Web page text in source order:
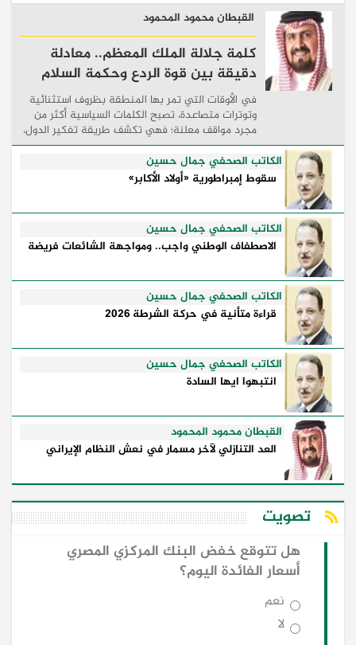
القبطان محمود المحمود
كلمة جلالة الملك المعظم.. معادلة
دقيقة بين قوة الردع وحكمة السلام
في الأوقات التي تمر بها المنطقة بظروف استثنائية
وتوترات متصاعدة، تصبح الكلمات السياسية أكثر من
مجرد مواقف معلنة؛ فهي تكشف طريقة تفكير الدول،
وكيفية إدارتها للأزمات، والحدود التي تفصل بين القوة
...
الكاتب الصحفي جمال حسين
سقوط إمبراطورية «أولاد الأكابر»
الكاتب الصحفي جمال حسين
الاصطفاف الوطني واجب.. ومواجهة الشائعات فريضة
الكاتب الصحفي جمال حسين
قراءة متأنية في حركة الشرطة 2026
الكاتب الصحفي جمال حسين
انتبهوا ايها السادة
القبطان محمود المحمود
العد التنازلي لآخر مسمار في نعش النظام الإيراني
تصويت
هل تتوقع خفض البنك المركزي المصري
أسعار الفائدة اليوم؟
نعم
لا